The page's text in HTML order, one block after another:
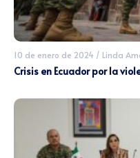
10 de enero de 2024 / Linda
Crisis en Ecuador por la